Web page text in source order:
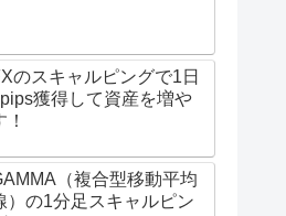
のスキャルピングで1日
獲得して資産を増や
！
（複合型移動平均
）の1分足スキャルピン